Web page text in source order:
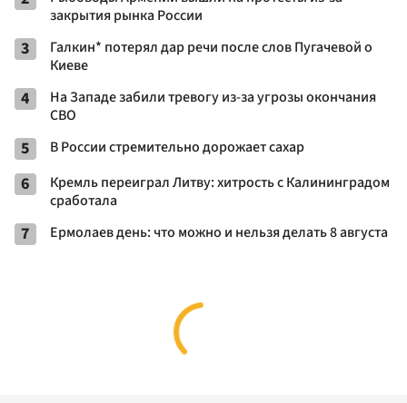
закрытия рынка России
3
Галкин* потерял дар речи после слов Пугачевой о
Киеве
4
На Западе забили тревогу из-за угрозы окончания
СВО
5 В России стремительно дорожает сахар
6
Кремль переиграл Литву: хитрость с Калининградом
сработала
7 Ермолаев день: что можно и нельзя делать 8 августа